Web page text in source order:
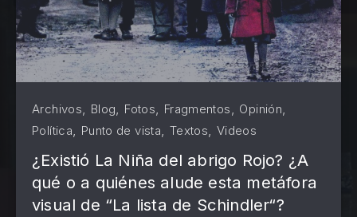
Archivos, Blog, Fotos, Fragmentos, Opinión,
Política, Punto de vista, Textos, Videos
¿Existió La Niña del abrigo Rojo? ¿A
qué o a quiénes alude esta metáfora
visual de “La lista de Schindler“?